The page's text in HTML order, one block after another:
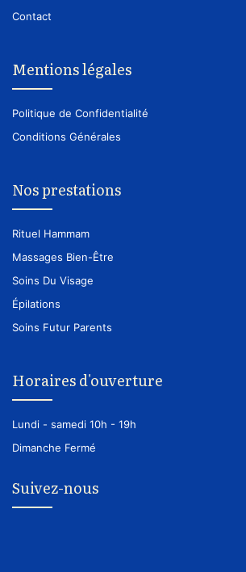
Contact
Mentions légales
Politique de Confidentialité
Conditions Générales
Nos prestations
Rituel Hammam
Massages Bien-Être
Soins Du Visage
Épilations
Soins Futur Parents
Horaires d'ouverture
Lundi - samedi 10h - 19h
Dimanche Fermé
Suivez-nous